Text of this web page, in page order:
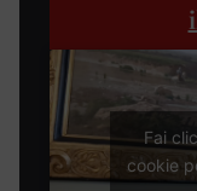
Fai
cookie